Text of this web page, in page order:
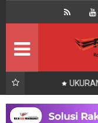
UKURAN
160x200,
Beranda
Kontak About Us
Rak Gudang Rak
Rak Minimarket